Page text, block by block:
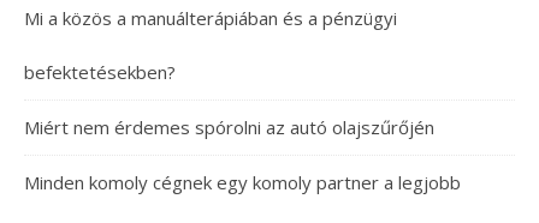
Mi a közös a manuálterápiában és a pénzügyi
befektetésekben?
Miért nem érdemes spórolni az autó olajszűrőjén
Minden komoly cégnek egy komoly partner a legjobb